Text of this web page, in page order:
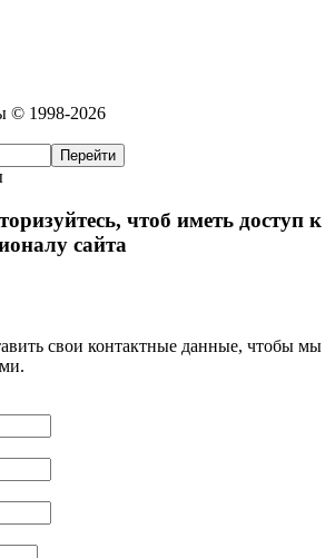
© 1998-2026
чтоб иметь доступ к
сайта
свои контактные данные, чтобы мы